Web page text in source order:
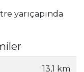
yarıçapında
13,1 km